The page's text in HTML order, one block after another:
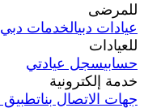
للمرضى
عيادات دبيالخدمات دبي
للعيادات
حسابيسجل عيادتي
خدمة إلكترونية
جهات الاتصال بناتطبيق iOS